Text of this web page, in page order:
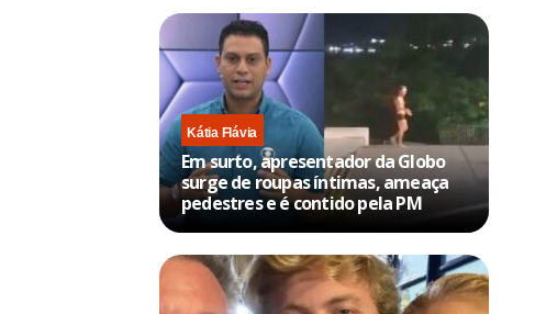
Kátia Flávia
Em surto, apresentador da Globo
surge de roupas íntimas, ameaça
pedestres e é contido pela PM